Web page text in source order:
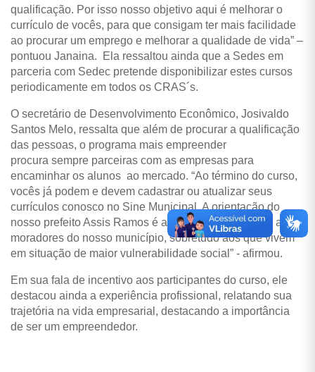
qualificação. Por isso nosso objetivo aqui é melhorar o
currículo de vocês, para que consigam ter mais facilidade
ao procurar um emprego e melhorar a qualidade de vida” –
pontuou Janaina. Ela ressaltou ainda que a Sedes em
parceria com Sedec pretende disponibilizar estes cursos
periodicamente em todos os CRAS´s.
O secretário de Desenvolvimento Econômico, Josivaldo
Santos Melo, ressalta que além de procurar a qualificação
das pessoas, o programa mais empreender
procura sempre parceiras com as empresas para
encaminhar os alunos ao mercado. “Ao término do curso,
vocês já podem e devem cadastrar ou atualizar seus
currículos conosco no Sine Municipal. A orientação do
nosso prefeito Assis Ramos é ampliar oportunidades aos
moradores do nosso município, sobretudo aos que vivem
em situação de maior vulnerabilidade social” - afirmou.
Em sua fala de incentivo aos participantes do curso, ele
destacou ainda a experiência profissional, relatando sua
trajetória na vida empresarial, destacando a importância
de ser um empreendedor.